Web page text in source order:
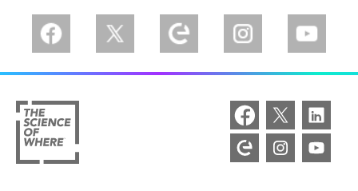
Facebook Twitter Esri CommunityInstagram YouTube